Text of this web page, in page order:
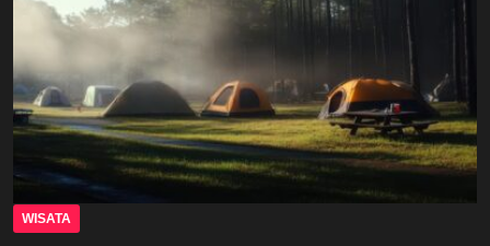
WISATA